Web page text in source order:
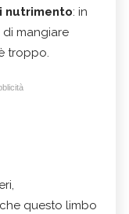
nutrimento: in
di mangiare
troppo.
questo limbo